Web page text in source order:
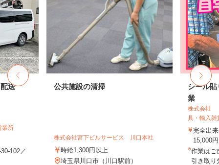
送
業所
102／
公共施設の清掃
株式会社宮下ビルサービス 川口本社
時給1,300円以上
埼玉県川口市（川口駅前）
シール
業
株式会社
具・輸入雑
完全出
15,000円
作業は
引き取